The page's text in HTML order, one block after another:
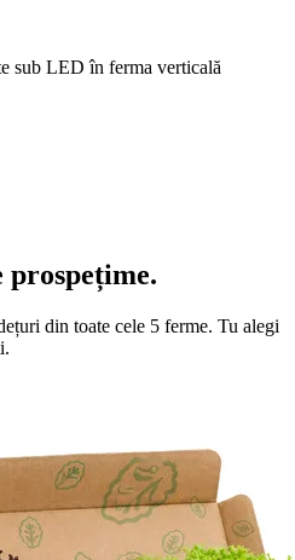
din toate cele 5 ferme. Tu alegi